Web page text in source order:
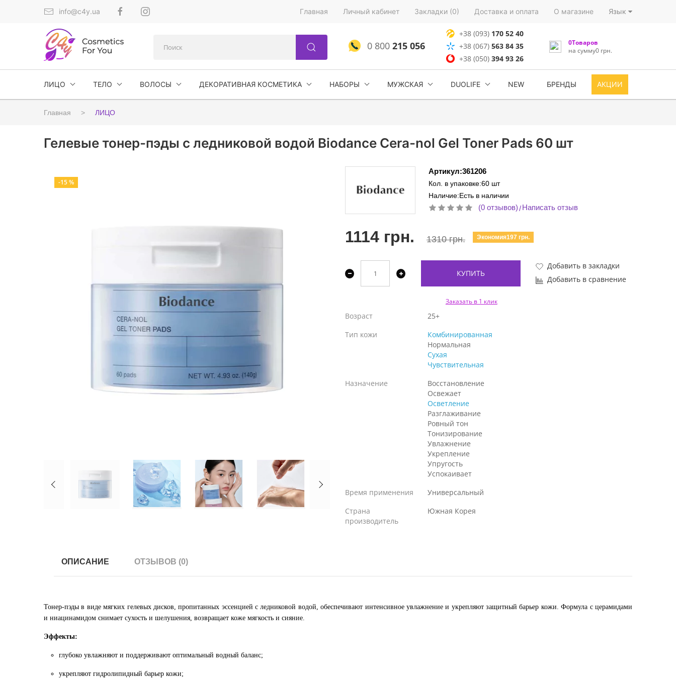
info@c4y.ua Главная Личный кабинет Закладки (0) Доставка и оплата О магазине Язык
0 800215 056
+38 (093) 170 52 40
+38 (067) 563 84 35
+38 (050)394 93 26
0Товаров
на сумму0 грн.
ЛИЦО ТЕЛО ВОЛОСЫ ДЕКОРАТИВНАЯ КОСМЕТИКА НАБОРЫ МУЖСКАЯ DUOLIFE NEW БРЕНДЫ АКЦИИ
Главная ЛИЦО
Гелевые тонер-пэды с ледниковой водой Biodance Cera-nol Gel Toner Pads 60 шт
-15 %
Артикул:361206
Кол. в упаковке:60 шт
Наличие:Есть в наличии
(0 отзывов)/Написать отзыв
1114 грн. 1310 грн. Экономия197 грн.
КУПИТЬ
Добавить в закладки
Добавить в сравнение
Заказать в 1 клик
Возраст
25+
Тип кожи
Комбинированная
Нормальная
Сухая
Чувствительная
Назначение
Восстановление
Освежает
Осветление
Разглаживание
Ровный тон
Тонизирование
Увлажнение
Укрепление
Упругость
Успокаивает
Время применения
Универсальный
Страна
производитель
Южная Корея
ОПИСАНИЕ ОТЗЫВОВ (0)
Тонер-пэды в виде мягких гелевых дисков, пропитанных эссенцией с ледниковой водой, обеспечивают интенсивное увлажнение и укрепляют защитный барьер кожи. Формула с церамидами
и ниацинамидом снимает сухость и шелушения, возвращает коже мягкость и сияние.
Эффекты:
глубоко увлажняют и поддерживают оптимальный водный баланс;
укрепляют гидролипидный барьер кожи;